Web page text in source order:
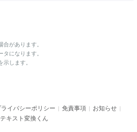
があります。
になります。
します。
ライバシーポリシー | 免責事項 | お知らせ |
テキスト変換くん